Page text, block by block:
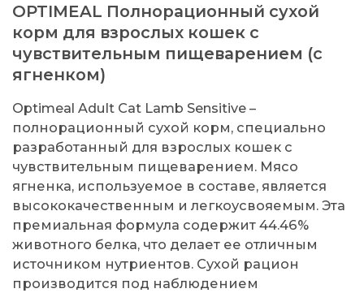
OPTIMEAL Полнорационный сухой
корм для взрослых кошек с
чувствительным пищеварением (с
ягненком)
Optimeal Adult Cat Lamb Sensitive –
полнорационный сухой корм, специально
разработанный для взрослых кошек с
чувствительным пищеварением. Мясо
ягненка, используемое в составе, является
высококачественным и легкоусвояемым. Эта
премиальная формула содержит 44.46%
животного белка, что делает ее отличным
источником нутриентов. Сухой рацион
производится под наблюдением